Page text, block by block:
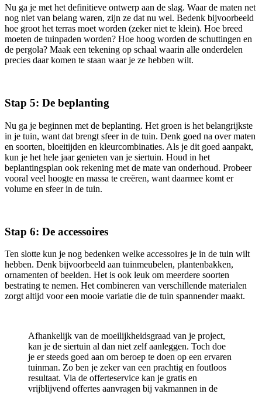
Nu ga je met het definitieve ontwerp aan de slag. Waar de maten net
nog niet van belang waren, zijn ze dat nu wel. Bedenk bijvoorbeeld
hoe groot het terras moet worden (zeker niet te klein). Hoe breed
moeten de tuinpaden worden? Hoe hoog worden de schuttingen en
de pergola? Maak een tekening op schaal waarin alle onderdelen
precies daar komen te staan waar je ze hebben wilt.
Stap 5: De beplanting
Nu ga je beginnen met de beplanting. Het groen is het belangrijkste
in je tuin, want dat brengt sfeer in de tuin. Denk goed na over maten
en soorten, bloeitijden en kleurcombinaties. Als je dit goed aanpakt,
kun je het hele jaar genieten van je siertuin. Houd in het
beplantingsplan ook rekening met de mate van onderhoud. Probeer
vooral veel hoogte en massa te creëren, want daarmee komt er
volume en sfeer in de tuin.
Stap 6: De accessoires
Ten slotte kun je nog bedenken welke accessoires je in de tuin wilt
hebben. Denk bijvoorbeeld aan tuinmeubelen, plantenbakken,
ornamenten of beelden. Het is ook leuk om meerdere soorten
bestrating te nemen. Het combineren van verschillende materialen
zorgt altijd voor een mooie variatie die de tuin spannender maakt.
Afhankelijk van de moeilijkheidsgraad van je project,
kan je de siertuin al dan niet zelf aanleggen. Toch doe
je er steeds goed aan om beroep te doen op een ervaren
tuinman. Zo ben je zeker van een prachtig en foutloos
resultaat. Via de offerteservice kan je gratis en
vrijblijvend offertes aanvragen bij vakmannen in de